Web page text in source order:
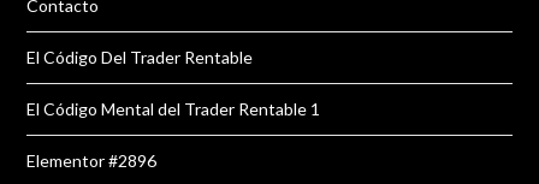
Contacto
El Código Del Trader Rentable
El Código Mental del Trader Rentable 1
Elementor #2896